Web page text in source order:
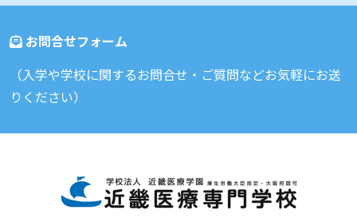
お問合せフォーム
（入学や学校に関するお問合せ・ご質問などお気軽にお送
りください）